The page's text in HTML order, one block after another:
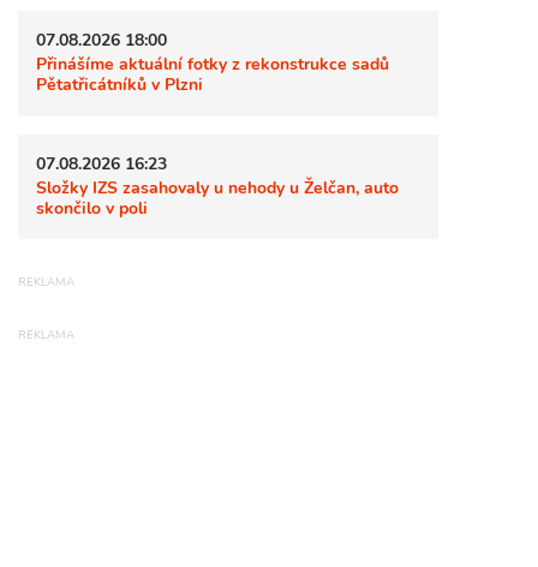
07.08.2026 18:00
Přinášíme aktuální fotky z rekonstrukce sadů
Pětatřicátníků v Plzni
07.08.2026 16:23
Složky IZS zasahovaly u nehody u Želčan, auto
skončilo v poli